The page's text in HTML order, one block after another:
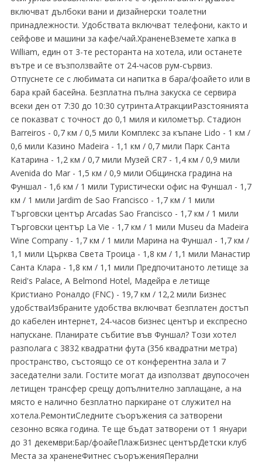
включват дълбоки вани и дизайнерски тоалетни
принадлежности. Удобствата включват телефони, както и
сейфове и машини за кафе/чай.ХраненеВземете хапка в
William, един от 3-те ресторанта на хотела, или останете
вътре и се възползвайте от 24-часов рум-сървиз.
Отпуснете се с любимата си напитка в бара/фоайето или в
бара край басейна. Безплатна пълна закуска се сервира
всеки ден от 7:30 до 10:30 сутринта.АтракцииРазстоянията
се показват с точност до 0,1 миля и километър. Стадион
Barreiros - 0,7 км / 0,5 мили Комплекс за къпане Lido - 1 км /
0,6 мили Казино Madeira - 1,1 км / 0,7 мили Парк Санта
Катарина - 1,2 км / 0,7 мили Музей CR7 - 1,4 км / 0,9 мили
Avenida do Mar - 1,5 км / 0,9 мили Общинска градина на
Фуншал - 1,6 км / 1 мили Туристически офис на Фуншал - 1,7
км / 1 мили Jardim de Sao Francisco - 1,7 км / 1 мили
Търговски център Arcadas Sao Francisco - 1,7 км / 1 мили
Търговски център La Vie - 1,7 км / 1 мили Museu da Madeira
Wine Company - 1,7 км / 1 мили Марина на Фуншал - 1,7 км /
1,1 мили Църква Света Троица - 1,8 км / 1,1 мили Манастир
Санта Клара - 1,8 км / 1,1 мили Предпочитаното летище за
Reid's Palace, A Belmond Hotel, Мадейра е летище
Кристиано Роналдо (FNC) - 19,7 км / 12,2 мили Бизнес
удобстваИзбраните удобства включват безплатен достъп
до кабелен интернет, 24-часов бизнес център и експресно
напускане. Планирате събитие във Фуншал? Този хотел
разполага с 3832 квадратни фута (356 квадратни метра)
пространство, състоящо се от конферентна зала и 7
заседателни зали. Гостите могат да използват двупосочен
летищен трансфер срещу допълнително заплащане, а на
място е налично безплатно паркиране от служител на
хотела.РемонтиСледните съоръжения са затворени
сезонно всяка година. Те ще бъдат затворени от 1 януари
до 31 декември:Бар/фоайеПлажБизнес центърДетски клуб
Места за храненеФитнес съоръженияПерални